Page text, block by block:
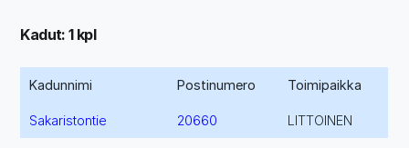
Kadut: 1 kpl
Kadunnimi Postinumero Toimipaikka
Sakaristontie 20660 LITTOINEN